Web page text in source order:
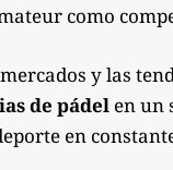
como
y las
de pádel en un
en